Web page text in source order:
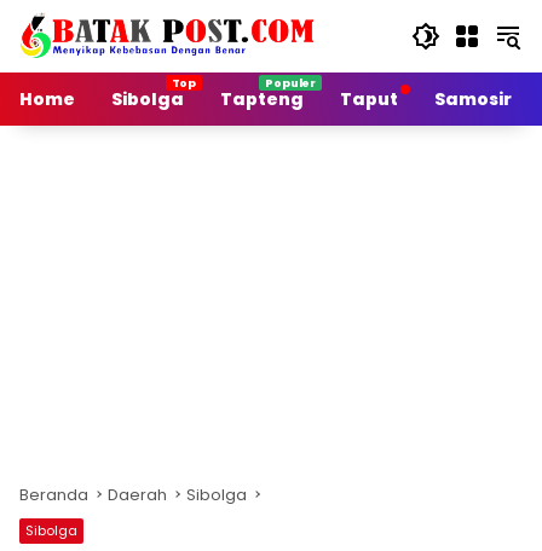
Langsung
konten
Home
Sibolga Tapteng Taput Samosir
Beranda Daerah Sibolga
Sibolga